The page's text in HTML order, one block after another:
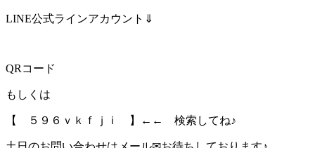
LINE公式ラインアカウント⇓
QRコード
もしくは
【 ５９６ｖｋｆｊｉ 】←← 検索してね♪